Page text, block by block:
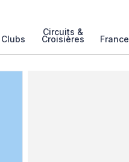
Circuits &
Croisières France